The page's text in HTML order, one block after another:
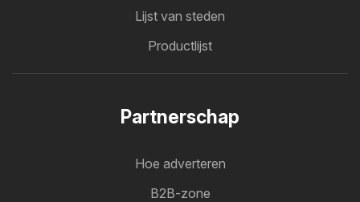
Lijst van steden
Productlijst
Partnerschap
Hoe adverteren
B2B-zone